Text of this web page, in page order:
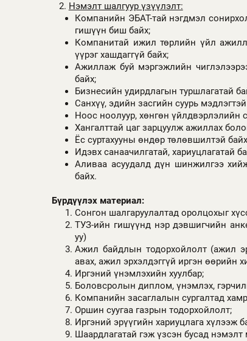
2. Нэмэлт шалгуур үзүүлэлт:
Компанийн ЭБАТ-тай нэгдмэл
гишүүн биш байх;
Компанитай ижил төрлийн үйл
үүрэг хашдаггүй байх;
Ажиллаж буй мэргэжлийн
байх;
Бизнесийн удирдлагын туршлагатай
Санхүү, эдийн засгийн суурь
Ноос ноолуур, хөнгөн үйлдвэрлэлийн
Хангалттай цаг зарцуулж ажиллах
Ёс суртахууны өндөр төлөвшилтэй
Идэвх санаачилгатай, хариуцлагатай
Аливаа асуудалд дүн шинжилгээ
байх.
Бүрдүүлэх материал:
Сонгон шалгаруулалтад оролцохыг
ТУЗ-ийн гишүүнд нэр дэвшигчийн
уу)
Ажил байдлын тодорхойлолт (ажил
авах, ажил эрхэлдэггүй иргэн өөрийн
Иргэний үнэмлэхийн хуулбар;
Боловсролын диплом, үнэмлэх,
Компанийн засаглалын сургалтад
Оршин суугаа газрын тодорхойлолт;
Иргэний эрүүгийн хариуцлага хүлээж
Шаардлагатай гэж үзсэн бусад нэмэлт